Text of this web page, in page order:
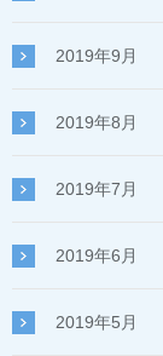
2019年9月
2019年8月
2019年7月
2019年6月
2019年5月